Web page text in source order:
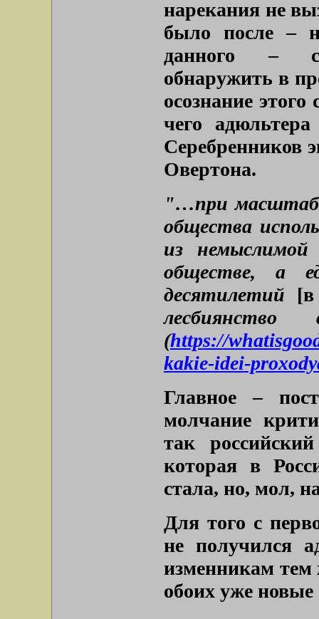
нарекания не
было после –
данного –
обнаружить в
осознание
чего
Серебренников
Овертона.
"…при
общества
из
обществе, а
десятилетий [в
(https://
kakie-idei-
Главное –
молчание
так
которая в
стала, но, мол,
Для того с
не получился
изменникам тем
обоих уже новые